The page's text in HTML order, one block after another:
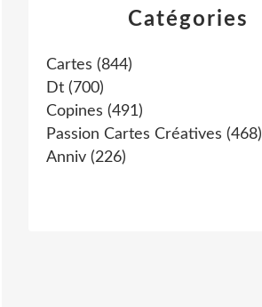
Catégories
Cartes (844)
Dt (700)
Copines (491)
Passion Cartes Créatives (468)
Anniv (226)